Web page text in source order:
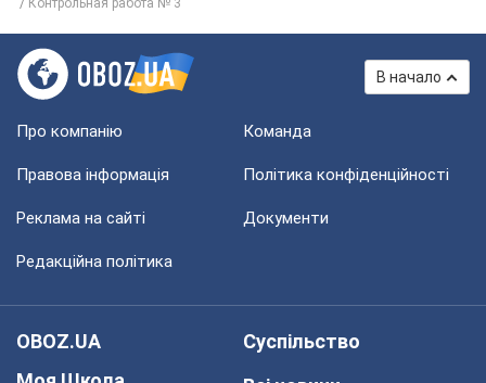
Контрольная работа № 3
В начало
Про компанію Команда
Правова інформація Політика конфіденційності
Реклама на сайті Документи
Редакційна політика
OBOZ.UA
Суспільство